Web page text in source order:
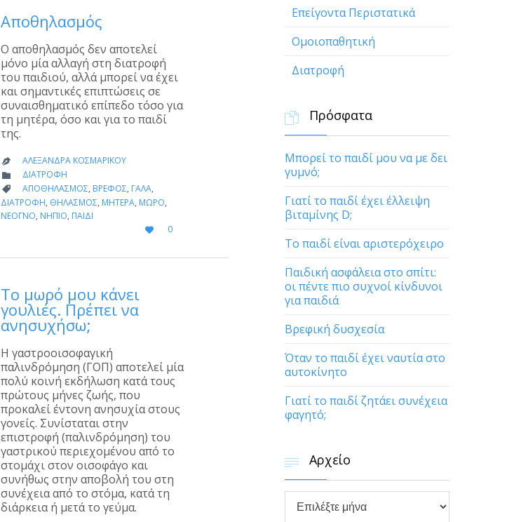
Αποθηλασμός
Ο αποθηλασμός δεν αποτελεί
μόνο μία αλλαγή στη διατροφή
του παιδιού, αλλά μπορεί να έχει
και σημαντικές επιπτώσεις σε
συναισθηματικό επίπεδο τόσο για
τη μητέρα, όσο και για το παιδί
της.
 ΑΛΕΞΆΝΔΡΑ ΚΟΣΜΑΡΊΚΟΥ
 CATEGORY
ΔΙΑΤΡΟΦΉ
 CATEGORY
ΑΠΟΘΗΛΑΣΜΌΣ, ΒΡΈΦΟΣ, ΓΆΛΑ,
ΔΙΑΤΡΟΦΉ, ΘΗΛΑΣΜΌΣ, ΜΗΤΈΡΑ, ΜΩΡΌ,
ΝΕΟΓΝΌ, ΝΉΠΙΟ, ΠΑΙΔΊ

LOVE
IT
0
Το μωρό μου κάνει
γουλιές. Πρέπει να
ανησυχήσω;
Η γαστροοισοφαγική
παλινδρόμηση (ΓΟΠ) αποτελεί μία
πολύ κοινή εκδήλωση κατά τους
πρώτους μήνες ζωής, που
προκαλεί έντονη ανησυχία στους
γονείς. Συνίσταται στην
επιστροφή (παλινδρόμηση) του
γαστρικού περιεχομένου από το
στομάχι στον οισοφάγο και
συνήθως στην αποβολή του στη
συνέχεια από το στόμα, κατά τη
διάρκεια ή μετά το γεύμα.
Επείγοντα Περιστατικά
Ομοιοπαθητική
Διατροφή
 Πρόσφατα
Μπορεί το παιδί μου να με δει
γυμνό;
Γιατί το παιδί έχει έλλειψη
βιταμίνης D;
Το παιδί είναι αριστερόχειρο
Παιδική ασφάλεια στο σπίτι:
οι πέντε πιο συχνοί κίνδυνοι
για παιδιά
Βρεφική δυσχεσία
Όταν το παιδί έχει ναυτία στο
αυτοκίνητο
Γιατί το παιδί ζητάει συνέχεια
φαγητό;
 Αρχείο
Αρχείο